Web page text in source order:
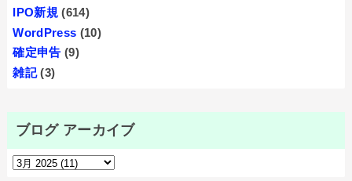
IPO新規 (614)
WordPress (10)
確定申告 (9)
雑記 (3)
ブログ アーカイブ